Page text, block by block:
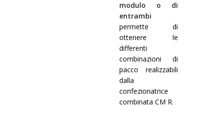
modulo o di
entrambi
permette di
ottenere le
differenti
combinazioni di
pacco realizzabili
dalla
confezionatrice
combinata CM R.